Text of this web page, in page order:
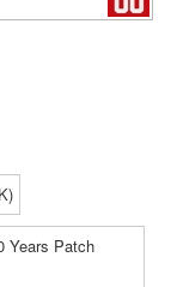
Years Patch